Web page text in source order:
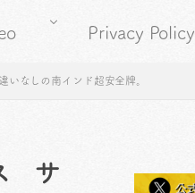
Privacy Policy
なしの南インド超安全牌。
サ